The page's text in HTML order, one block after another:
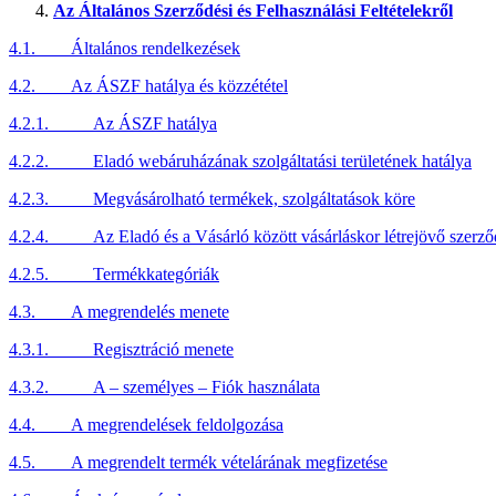
Az Általános Szerződési és Felhasználási Feltételekről
4.1. Általános rendelkezések
4.2. Az ÁSZF hatálya és közzététel
4.2.1. Az ÁSZF hatálya
4.2.2. Eladó webáruházának szolgáltatási területének hatálya
4.2.3. Megvásárolható termékek, szolgáltatások köre
4.2.4. Az Eladó és a Vásárló között vásárláskor létrejövő
4.2.5. Termékkategóriák
4.3. A megrendelés menete
4.3.1. Regisztráció menete
4.3.2. A – személyes – Fiók használata
4.4. A megrendelések feldolgozása
4.5. A megrendelt termék vételárának megfizetése